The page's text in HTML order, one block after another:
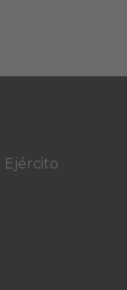
Ejército